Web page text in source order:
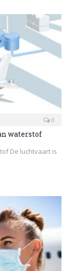
0
waterstof
De luchtvaart is